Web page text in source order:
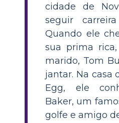
cidade de
seguir
Quando ele
sua prima
marido, Tom
jantar. Na casa
Egg, ele
Baker, um
golfe e amigo